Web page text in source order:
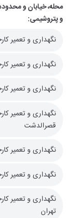
محله، خیابان و
و پتروشیمی:
نگهداری و تعمیر
نگهداری و تعمیر
نگهداری و تعمیر
نگهداری و تعمیر
قصرالدشت
نگهداری و تعمیر
نگهداری و تعمیر
نگهداری و تعمیر
تهران